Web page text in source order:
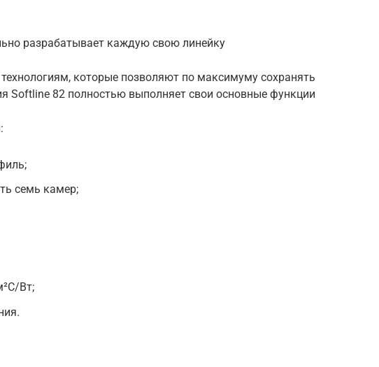
разрабатывает каждую свою линейку
которые позволяют по максимуму сохранять
Softline 82 полностью выполняет свои основные функции
семь камер;
Вт;